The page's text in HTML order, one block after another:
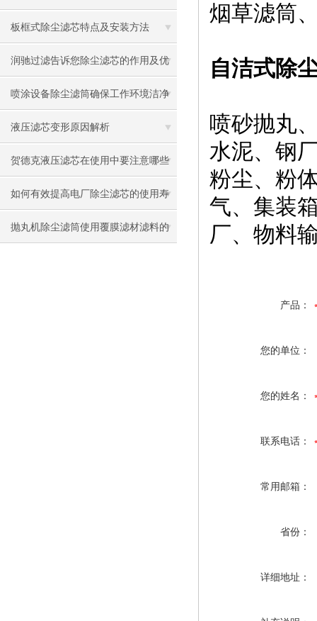
的运用
板框式除尘滤芯特点及安装方法
润驰过滤告诉您除尘滤芯的作用及优
点
喷涂设备除尘滤筒确保工作环境洁净
与健康
液压滤芯变形原因解析
贺德克液压滤芯在使用中要注意哪些
问题呢？
如何有效提高电厂除尘滤芯的使用寿
命
抛丸机除尘滤筒使用覆膜滤材滤料的
烟草滤筒
自洁式除
喷砂抛丸
水泥、钢
粉尘、粉
气、集装
厂、物料
产品：
您的单位：
您的姓名：
联系电话：
常用邮箱：
省份：
详细地址：